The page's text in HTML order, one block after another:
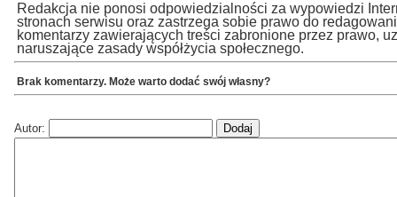
Redakcja nie ponosi odpowiedzialności za wypowiedzi
stronach serwisu oraz zastrzega sobie prawo do
komentarzy zawierających treści zabronione przez prawo,
naruszające zasady współżycia społecznego.
Brak komentarzy. Może warto dodać swój własny?
Autor: